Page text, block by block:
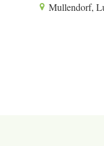
Mullendorf,